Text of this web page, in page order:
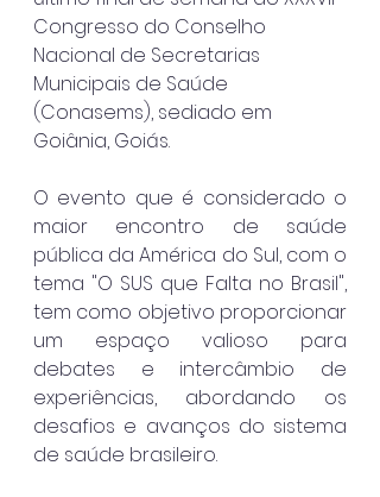
Congresso do Conselho
Nacional de Secretarias
Municipais de Saúde
(Conasems), sediado em
Goiânia, Goiás.
O evento que é considerado o
maior encontro de saúde
pública da América do Sul, com o
tema "O SUS que Falta no Brasil",
tem como objetivo proporcionar
um espaço valioso para
debates e intercâmbio de
experiências, abordando os
desafios e avanços do sistema
de saúde brasileiro.